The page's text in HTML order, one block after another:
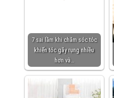
7 sai lầm khi chăm sóc tóc
khiến tóc gãy rụng nhiều
hơn và…